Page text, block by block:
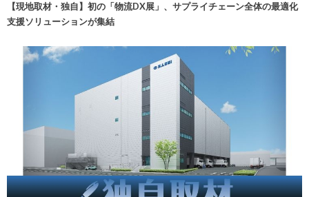
【現地取材・独自】初の「物流DX展」、サプライチェーン全体の最適化
支援ソリューションが集結